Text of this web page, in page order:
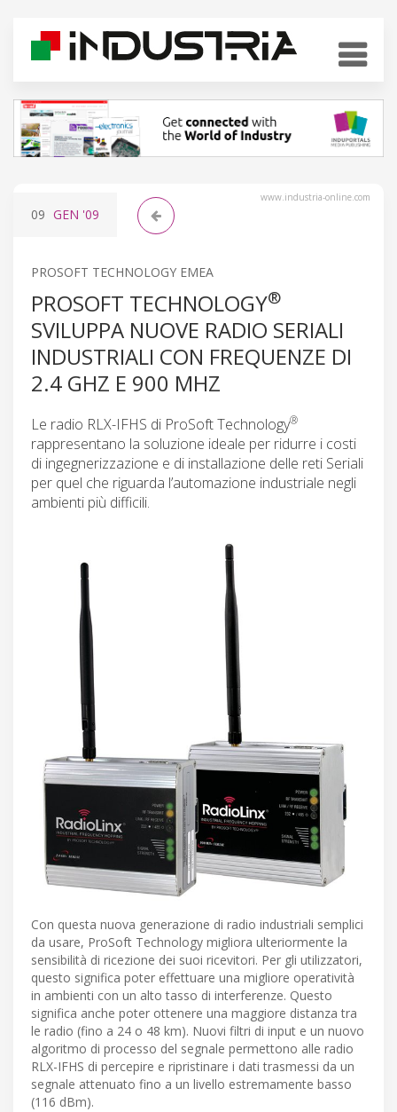
www.industria-online.com
09 GEN '09
PROSOFT TECHNOLOGY EMEA
PROSOFT TECHNOLOGY®
SVILUPPA NUOVE RADIO SERIALI
INDUSTRIALI CON FREQUENZE DI
2.4 GHZ E 900 MHZ
Le radio RLX-IFHS di ProSoft Technology®
rappresentano la soluzione ideale per ridurre i costi
di ingegnerizzazione e di installazione delle reti Seriali
per quel che riguarda l’automazione industriale negli
ambienti più difficili.
Con questa nuova generazione di radio industriali semplici
da usare, ProSoft Technology migliora ulteriormente la
sensibilità di ricezione dei suoi ricevitori. Per gli utilizzatori,
questo significa poter effettuare una migliore operatività
in ambienti con un alto tasso di interferenze. Questo
significa anche poter ottenere una maggiore distanza tra
le radio (fino a 24 o 48 km). Nuovi filtri di input e un nuovo
algoritmo di processo del segnale permettono alle radio
RLX-IFHS di percepire e ripristinare i dati trasmessi da un
segnale attenuato fino a un livello estremamente basso
(116 dBm).